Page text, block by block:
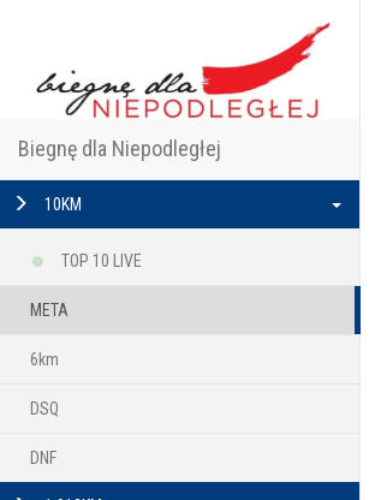
Biegnę dla Niepodległej
10KM
TOP 10 LIVE
META
6km
DSQ
DNF